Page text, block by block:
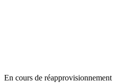
En cours de réapprovisionnement